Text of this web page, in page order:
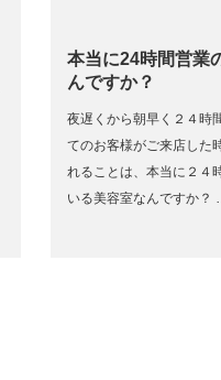
本当に24時間営業
んですか？
夜遅くから朝早く２４時
てのお客様がご来店した
れることは、本当に２４
いる美容室なんですか？